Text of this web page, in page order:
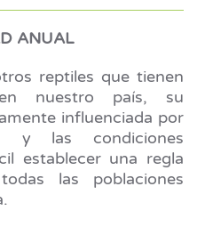
ANUAL
reptiles que tienen
nuestro país, su
influenciada por
las condiciones
establecer una regla
las poblaciones